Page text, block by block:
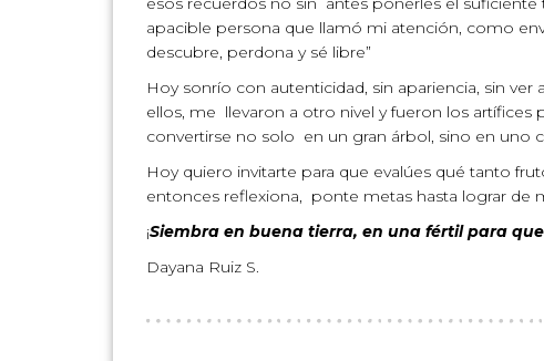
apacible persona que llamó mi atención, como
descubre, perdona y sé libre”
Hoy sonrío con autenticidad, sin apariencia, sin
ellos, me llevaron a otro nivel y fueron los artífices
convertirse no solo en un gran árbol, sino en uno
Hoy quiero invitarte para que evalúes qué tanto
entonces reflexiona, ponte metas hasta lograr de
¡Siembra en buena tierra, en una fértil para
Dayana Ruiz S.